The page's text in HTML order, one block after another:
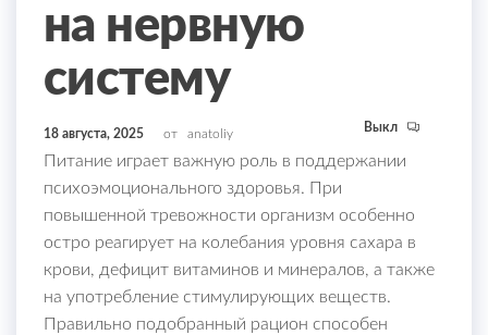
на нервную
систему
18 августа, 2025 от anatoliy Выкл
Питание играет важную роль в поддержании
психоэмоционального здоровья. При
повышенной тревожности организм особенно
остро реагирует на колебания уровня сахара в
крови, дефицит витаминов и минералов, а также
на употребление стимулирующих веществ.
Правильно подобранный рацион способен